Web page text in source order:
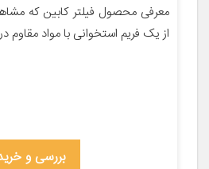
معرفی محصول فیلتر کابین که
از یک فریم استخوانی با مواد مقاوم
بررسی و